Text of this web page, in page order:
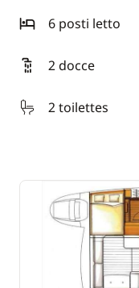
6 posti letto
2 docce
2 toilettes